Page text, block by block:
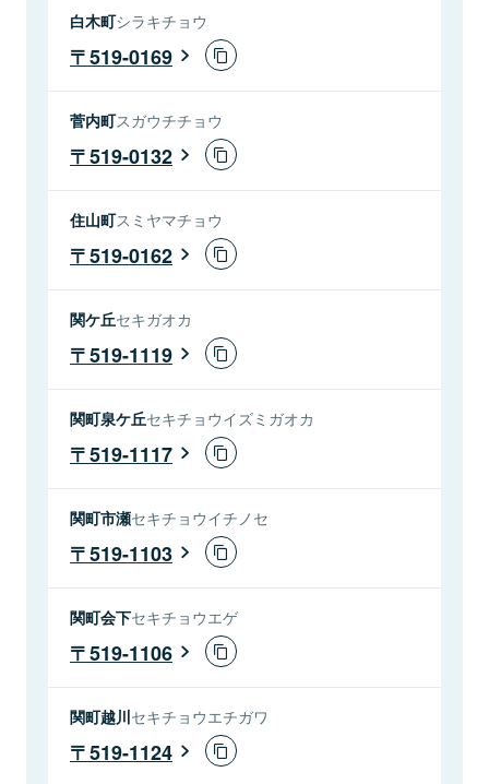
白木町シラキチョウ
519-0169
菅内町スガウチチョウ
519-0132
住山町スミヤマチョウ
519-0162
関ケ丘セキガオカ
519-1119
関町泉ケ丘セキチョウイズミガオカ
519-1117
関町市瀬セキチョウイチノセ
519-1103
関町会下セキチョウエゲ
519-1106
関町越川セキチョウエチガワ
519-1124